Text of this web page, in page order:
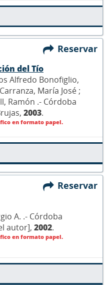
Reservar
del Tío
Alfredo Bonofiglio,
María José ;
Ramón .- Córdoba
2003.
en formato papel.
Reservar
A. .- Córdoba
autor], 2002.
en formato papel.